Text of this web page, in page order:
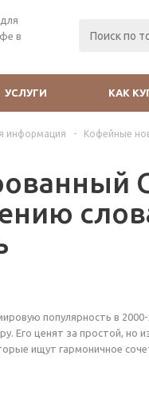
в
УСЛУГИ КАК
информация - Кофейные
популярность в
Его ценят за простой, но
ищут гармоничное